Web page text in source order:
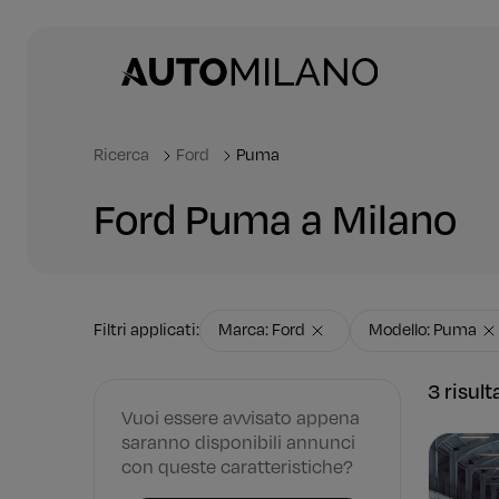
Ricerca Ford Puma
Ford Puma a Milano
Filtri applicati: Marca: Ford Modello: Puma
Vuoi essere avvisato appena
saranno disponibili annunci
con queste caratteristiche?
3